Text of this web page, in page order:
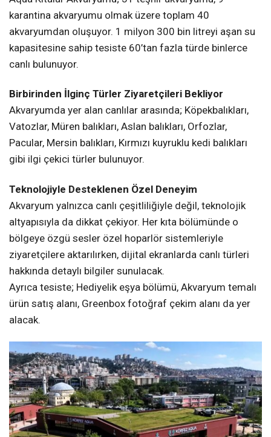
karantina akvaryumu olmak üzere toplam 40
akvaryumdan oluşuyor. 1 milyon 300 bin litreyi aşan su
kapasitesine sahip tesiste 60’tan fazla türde binlerce
canlı bulunuyor.
Birbirinden İlginç Türler Ziyaretçileri Bekliyor
Akvaryumda yer alan canlılar arasında; Köpekbalıkları,
Vatozlar, Müren balıkları, Aslan balıkları, Orfozlar,
Pacular, Mersin balıkları, Kırmızı kuyruklu kedi balıkları
gibi ilgi çekici türler bulunuyor.
Teknolojiyle Desteklenen Özel Deneyim
Akvaryum yalnızca canlı çeşitliliğiyle değil, teknolojik
altyapısıyla da dikkat çekiyor. Her kıta bölümünde o
bölgeye özgü sesler özel hoparlör sistemleriyle
ziyaretçilere aktarılırken, dijital ekranlarda canlı türleri
hakkında detaylı bilgiler sunulacak.
Ayrıca tesiste; Hediyelik eşya bölümü, Akvaryum temalı
ürün satış alanı, Greenbox fotoğraf çekim alanı da yer
alacak.